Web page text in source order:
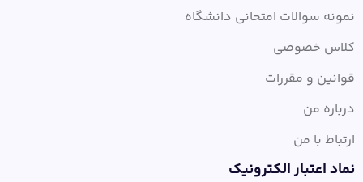
نمونه سوالات امتحانی دانشگاه
کلاس خصوصی
قوانین و مقررات
درباره من
ارتباط با من
نماد اعتبار الکترونیک